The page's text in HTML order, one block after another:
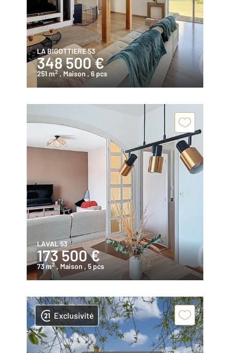
LA BIGOTTIERE 53
348 500 €
251 m2 , Maison , 6 pcs
LAVAL 53
173 500 €
73 m2 , Maison , 5 pcs
Exclusivité